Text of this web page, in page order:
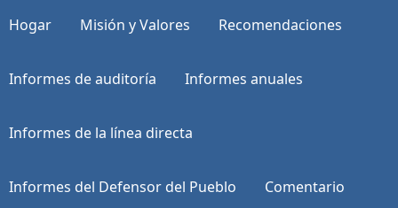
Hogar Misión y Valores Recomendaciones
Informes de auditoría Informes anuales
Informes de la línea directa
Informes del Defensor del Pueblo Comentario